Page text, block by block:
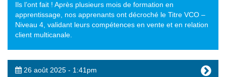
Ils l’ont fait ! Après plusieurs mois de formation en
apprentissage, nos apprenants ont décroché le Titre VCO –
Niveau 4, validant leurs compétences en vente et en relation
client multicanale.
26 août 2025 - 1:41pm